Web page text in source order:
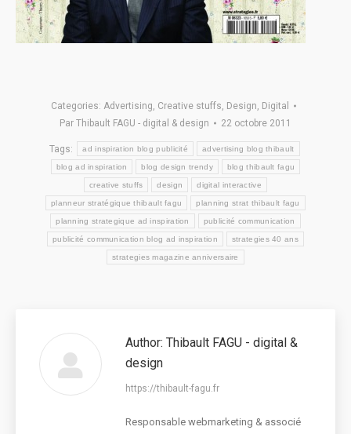
Categories: Advertising, Creative stuffs, Design, Digital
Par Thibault FAGU - digital & design 22 octobre 2011
Tags: ad inspiration blog publicité advertising blog thibault
blog ad inspiration blog design trendy blog thibault fagu
creative stuffs design digital interactive
planneur stratégique thibault fagu planning strat thibault fagu
planning strategique ad inspiration publicité communication
publicité communication blog ad inspiration strategies 40 ans
strategies magazine anniversaire
Author: Thibault FAGU - digital &
design
https://thibault-fagu.fr
Responsable webmarketing & associé